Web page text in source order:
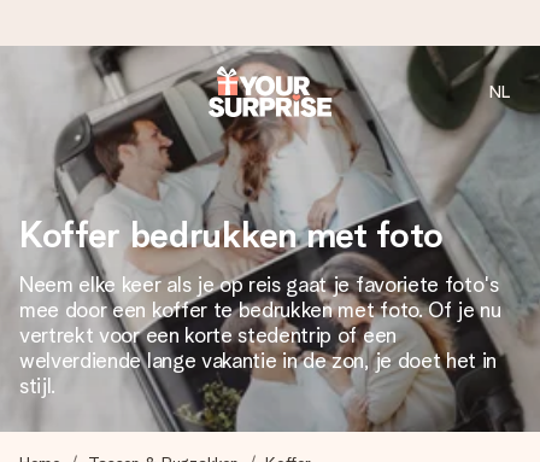
Voor 16:00 besteld, vandaag verzonden
We maken jouw cadeau met zorg en zorgen dat het
razendsnel onderweg is - zodat jij kunt geven op precies
het juiste moment, wanneer het het meeste betekent.
4,8 (gebaseerd op +8.000 reviews)
Onze cadeaus worden gewaardeerd. Klanten beoordelen
ons met een 4,7 op Google Reviews
NL
Koffer bedrukken met foto
Neem elke keer als je op reis gaat je favoriete foto's
mee door een koffer te bedrukken met foto. Of je nu
vertrekt voor een korte stedentrip of een
welverdiende lange vakantie in de zon, je doet het in
stijl.